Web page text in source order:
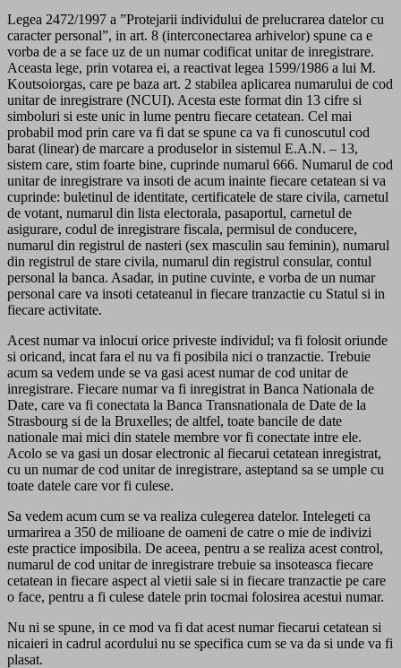
Legea 2472/1997 a ”Protejarii individului de prelucrarea datelor cu
caracter personal”, in art. 8 (interconectarea arhivelor) spune ca e
vorba de a se face uz de un numar codificat unitar de inregistrare.
Aceasta lege, prin votarea ei, a reactivat legea 1599/1986 a lui M.
Koutsoiorgas, care pe baza art. 2 stabilea aplicarea numarului de cod
unitar de inregistrare (NCUI). Acesta este format din 13 cifre si
simboluri si este unic in lume pentru fiecare cetatean. Cel mai
probabil mod prin care va fi dat se spune ca va fi cunoscutul cod
barat (linear) de marcare a produselor in sistemul E.A.N. – 13,
sistem care, stim foarte bine, cuprinde numarul 666. Numarul de cod
unitar de inregistrare va insoti de acum inainte fiecare cetatean si va
cuprinde: buletinul de identitate, certificatele de stare civila, carnetul
de votant, numarul din lista electorala, pasaportul, carnetul de
asigurare, codul de inregistrare fiscala, permisul de conducere,
numarul din registrul de nasteri (sex masculin sau feminin), numarul
din registrul de stare civila, numarul din registrul consular, contul
personal la banca. Asadar, in putine cuvinte, e vorba de un numar
personal care va insoti cetateanul in fiecare tranzactie cu Statul si in
fiecare activitate.
Acest numar va inlocui orice priveste individul; va fi folosit oriunde
si oricand, incat fara el nu va fi posibila nici o tranzactie. Trebuie
acum sa vedem unde se va gasi acest numar de cod unitar de
inregistrare. Fiecare numar va fi inregistrat in Banca Nationala de
Date, care va fi conectata la Banca Transnationala de Date de la
Strasbourg si de la Bruxelles; de altfel, toate bancile de date
nationale mai mici din statele membre vor fi conectate intre ele.
Acolo se va gasi un dosar electronic al fiecarui cetatean inregistrat,
cu un numar de cod unitar de inregistrare, asteptand sa se umple cu
toate datele care vor fi culese.
Sa vedem acum cum se va realiza culegerea datelor. Intelegeti ca
urmarirea a 350 de milioane de oameni de catre o mie de indivizi
este practice imposibila. De aceea, pentru a se realiza acest control,
numarul de cod unitar de inregistrare trebuie sa insoteasca fiecare
cetatean in fiecare aspect al vietii sale si in fiecare tranzactie pe care
o face, pentru a fi culese datele prin tocmai folosirea acestui numar.
Nu ni se spune, in ce mod va fi dat acest numar fiecarui cetatean si
nicaieri in cadrul acordului nu se specifica cum se va da si unde va fi
plasat.